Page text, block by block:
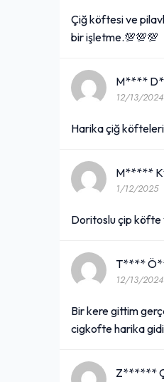
Çiğ köftesi ve
bir işletme.💯💯💯
M****
12/13/2024
Harika çiğ köfteleri
M*****
1/12/2025
Doritoslu çip köfte
T****
12/13/2024
Bir kere gittim
cigkofte harika
Z******